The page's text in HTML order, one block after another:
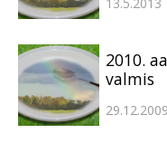
2010.
valmis
29.12.2009